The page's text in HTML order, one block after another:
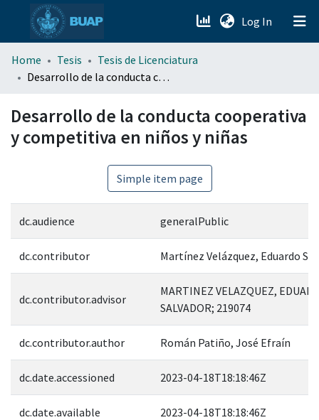
Log In (current)
menu.section.about_menu
Home Tesis
Tesis de Licenciatura
Desarrollo de la conducta cooperativa y competitiva en niños y niñas
Desarrollo de la conducta cooperativa
y competitiva en niños y niñas
Simple item page
dc.audience generalPublic
dc.contributor Martínez Velázquez, Eduardo
dc.contributor.advisor
MARTINEZ VELAZQUEZ,
SALVADOR; 219074
dc.contributor.author Román Patiño, José Efraín
dc.date.accessioned 2023-04-18T18:18:46Z
dc.date.available 2023-04-18T18:18:46Z